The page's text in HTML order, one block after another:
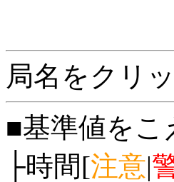
局名をクリ
■基準値をこ
├時間[注意|